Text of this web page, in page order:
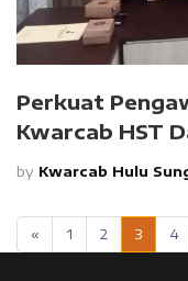
Perkuat
Kwarcab HST
by Kwarcab Hulu
« 1 2 3 4